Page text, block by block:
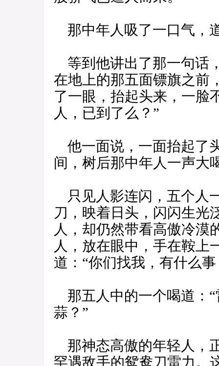
那中年人吸了一口气，
等到他讲出了那一句话
在地上的那五面镖旗之前
了一眼，抬起头来，一脸
人，已到了么？”
他一面说，一面抬起了
间，树后那中年人一声大
只见人影连闪，五个人
刀，映着日头，闪闪生光
人，却仍然带看高傲冷漠
人，放在眼中，手在鞍上
道：“你们找我，有什么事
那五人中的一个喝道：
蒜？”
那神态高傲的年轻人，
罕遇敌手的鸳鸯刀雷力。